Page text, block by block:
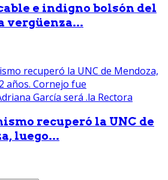
e indigno bolsón del
vergüenza...
recuperó la UNC de
luego...